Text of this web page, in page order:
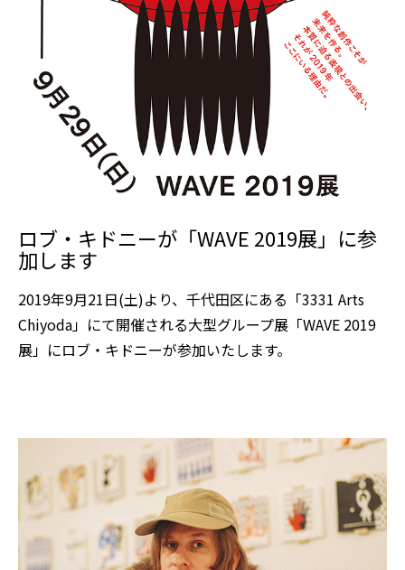
ロブ・キドニーが「WAVE 2019展」に参
加します
2019年9月21日(土)より、千代田区にある「3331 Arts
Chiyoda」にて開催される大型グループ展「WAVE 2019
展」にロブ・キドニーが参加いたします。